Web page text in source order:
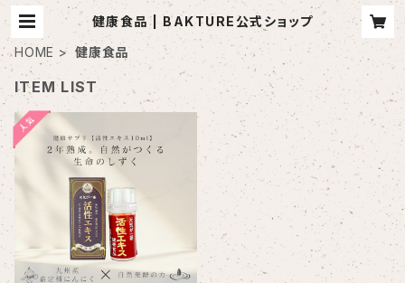
健康食品 | BAKTURE公式ショップ
HOME
健康食品
ITEM LIST